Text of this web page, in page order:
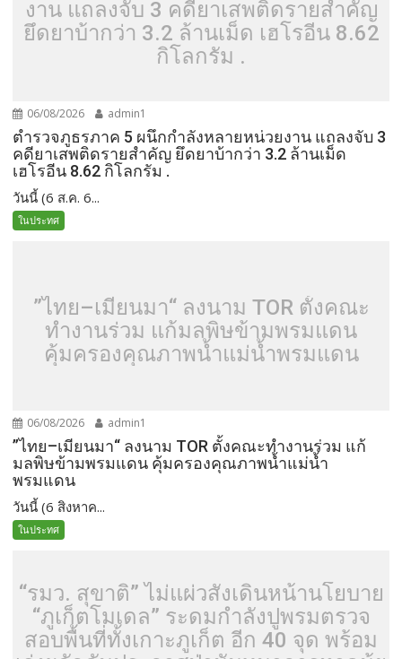
งาน แถลงจับ 3 คดียาเสพติดรายสำคัญ
ยึดยาบ้ากว่า 3.2 ล้านเม็ด เฮโรอีน 8.62
กิโลกรัม .
06/08/2026 admin1
ตำรวจภูธรภาค 5 ผนึกกำลังหลายหน่วยงาน แถลงจับ 3
คดียาเสพติดรายสำคัญ ยึดยาบ้ากว่า 3.2 ล้านเม็ด
เฮโรอีน 8.62 กิโลกรัม .
วันนี้ (6 ส.ค. 6...
ในประทศ
”ไทย–เมียนมา“ ลงนาม TOR ตั้งคณะ
ทำงานร่วม แก้มลพิษข้ามพรมแดน
คุ้มครองคุณภาพน้ำแม่น้ำพรมแดน
06/08/2026 admin1
”ไทย–เมียนมา“ ลงนาม TOR ตั้งคณะทำงานร่วม แก้
มลพิษข้ามพรมแดน คุ้มครองคุณภาพน้ำแม่น้ำ
พรมแดน
วันนี้ (6 สิงหาค...
ในประทศ
“รมว. สุขาติ” ไม่แผ่วสั่งเดินหน้านโยบาย
“ภูเก็ตโมเดล” ระดมกำลังปูพรมตรวจ
สอบพื้นที่ทั้งเกาะภูเก็ต อีก 40 จุด พร้อม